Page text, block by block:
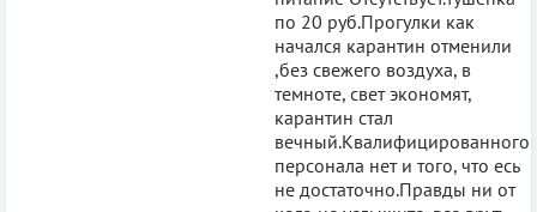
по 20 руб.Прогулки как
начался карантин отменили
,без свежего воздуха, в
темноте, свет экономят,
карантин стал
вечный.Квалифицированного
персонала нет и того, что есь
не достаточно.Правды ни от